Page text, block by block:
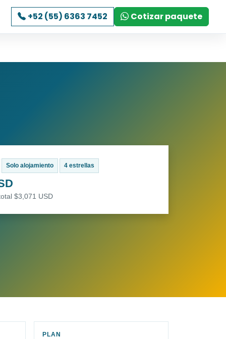
+52 (55) 6363 7452 Cotizar paquete
Solo alojamiento 4 estrellas
$3,071 USD
PLAN